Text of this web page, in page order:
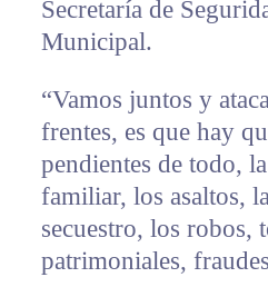
Secretaría de
Municipal.
“Vamos juntos y
frentes, es que hay
pendientes de todo,
familiar, los asaltos,
secuestro, los robos,
patrimoniales,